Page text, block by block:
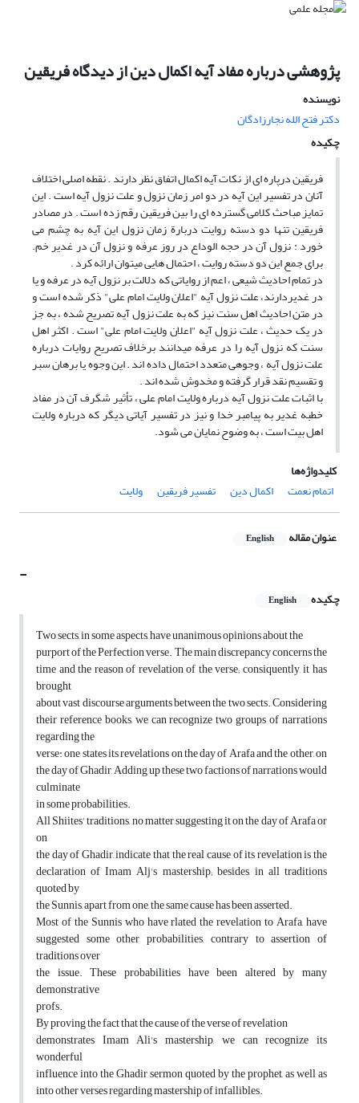
پژوهشی درباره مفاد آیه اکمال دین از دیدگاه فریقین
نویسنده
دکتر فتح الله نجارزادگان
چکیده
فریقین درپاره ای از نکات آیه اکمال اتفاق نظر دارند . نقطه اصلی اختلاف
آنان در تفسیر این آیه در دو امر زمان نزول و علت نزول آیه است . این
تمایز مباحث کلامی گسترده ای را بین فریقین رقم زده است . در مصادر
فریقین تنها دو دسته روایت دربارة زمان نزول این آیه به چشم می
خورد : نزول آن در حجه الوداع در روز عرفه و نزول آن در غدیر خم.
برای جمع این دو دسته روایت ، احتمال هایی میتوان ارائه کرد .
در تمام احادیث شیعی ، اعم از روایاتی که دلالت بر نزول آیه در عرفه و یا
در غدیردارند، علت نزول آیه "اعلان ولایت امام علی" ذکر شده است و
در متن احادیث اهل سنت نیز که به علت نزول آیه تصریح شده ، به جز
در یک حدیث ، علت نزول آیه "اعلان ولایت امام علی" است . اکثر اهل
سنت که نزول آیه را در عرفه میدانند برخلاف تصریح روایات درباره
علت نزول آیه ، وجوهی متعدد احتمال داده اند . این وجوه یا برهان سبر
و تقسیم نقد قرار گرفته و مخدوش شده اند .
با اثبات علت نزول آیه درباره ولایت امام علی ، تأثیر شگرف آن در مفاد
خطبه غدیر به پیامبر خدا و نیز در تفسیر آیاتی دیگر که درباره ولایت
اهل بیت است ، به وضوح نمایان می شود.
کلیدواژه‌ها
اتمام نعمت
اکمال دین تفسیر فریقین ولایت
عنوان مقاله English
-
چکیده English
Two sects, in some aspects, have unanimous opinions about the
purport of the Perfection verse. The main discrepancy concerns the
time and the reason of revelation of the verse; consiquently, it has
brought
about vast discourse arguments between the two sects. Considering
their reference books, we can recognize two groups of narrations
regarding the
verse: one states its revelations on the day of Arafa and the other, on
the day of Ghadir, Adding up these two factions of narrations would
culminate
in some probabilities.
All Shiites' traditions, no matter suggesting it on the day of Arafa or
on
the day of Ghadir, indicate that the real cause of its revelation is the
declaration of Imam Alj's mastership; besides, in all traditions
quoted by
the Sunnis, apart from one, the same cause has been asserted.
Most of the Sunnis who have rlated the revelation to Arafa, have
suggested some other probabilities, contrary to assertion of
traditions over
the issue. These probabilities have been altered by many
demonstrative
profs.
By proving the fact that the cause of the verse of revelation
demonstrates Imam Ali's mastership, we can recognize its
wonderful
influence into the Ghadir sermon quoted by the prophet, as well as
into other verses regarding mastership of infallibles.